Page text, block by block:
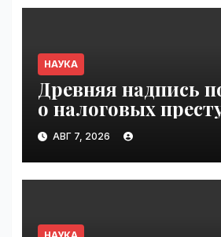
НАУКА
Древняя надпись
о налоговых
VseTime.ru
АВГ 7, 2026